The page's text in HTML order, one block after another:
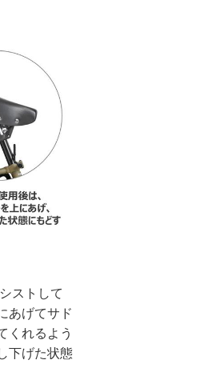
ストして
あげてサド
くれるよう
下げた状態